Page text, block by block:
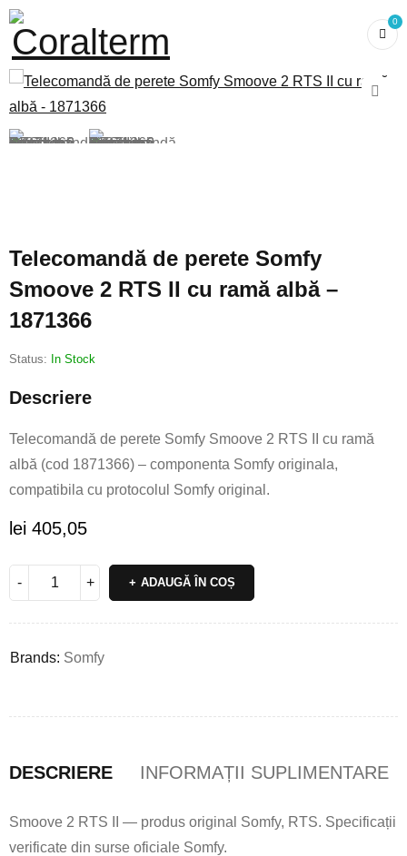
0
Telecomandă de perete Somfy
Smoove 2 RTS II cu ramă albă –
1871366
Status: In Stock
Descriere
Telecomandă de perete Somfy Smoove 2 RTS II cu ramă
albă (cod 1871366) – componenta Somfy originala,
compatibila cu protocolul Somfy original.
lei 405,05
ADAUGĂ ÎN COȘ
Brands: Somfy
DESCRIERE INFORMAȚII SUPLIMENTARE
Smoove 2 RTS II — produs original Somfy, RTS. Specificații
verificate din surse oficiale Somfy.